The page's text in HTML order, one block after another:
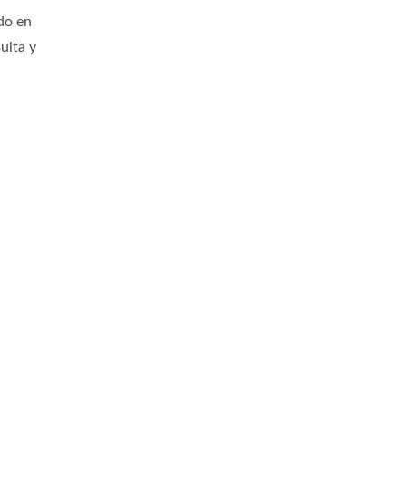
en
y